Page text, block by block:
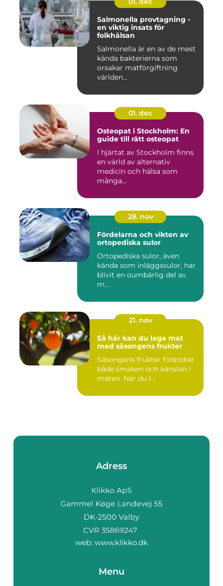
Salmonella provtagning -
en viktig insats för
folkhälsan
Salmonella är en av de mest
kända bakterierna som
orsakar matförgiftning
världen...
01. dec
Osteopat i Stockholm: En
guide till rätt osteopat
I hjärtat av Stockholm finns
en värld av alternativ
medicin och hälsa som
många...
28. nov
Fördelarna och vikten av
ortopediska sulor
Ortopediska sulor, även
kända som inläggssulor, har
blivit en oumbärlig del av
m...
21. nov
Så här kan du laga mat
med säsongens frukter
Säsongens frukter förändrar
både smaken och känslan i
maten. När du l...
Adress
web: www.klikko.dk
Menu